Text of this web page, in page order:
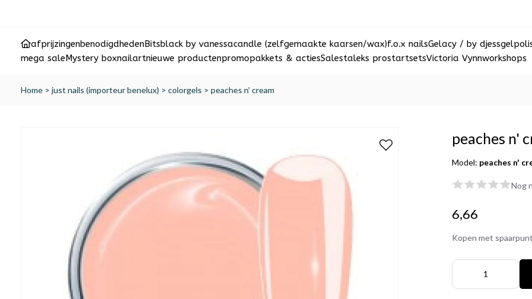
afprijzingenbenodigdhedenBitsblack by vanessacandle (zelfgemaakte kaarsen/wax)f.o.x nailsGelacy / by djess
mega saleMystery boxnailartnieuwe productenpromopakkets & actiesSalestaleks prostartsetsVictoria Vynnworkshops
Home > just nails (importeur benelux) > colorgels > peaches n' cream
peaches n'
Model: peaches n'
Nog
6,66
Kopen met